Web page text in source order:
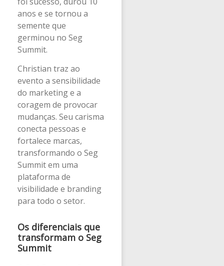
anos e se tornou a
semente que
germinou no Seg
Summit.
Christian traz ao
evento a sensibilidade
do marketing e a
coragem de provocar
mudanças. Seu carisma
conecta pessoas e
fortalece marcas,
transformando o Seg
Summit em uma
plataforma de
visibilidade e branding
para todo o setor.
Os diferenciais que
transformam o Seg
Summit